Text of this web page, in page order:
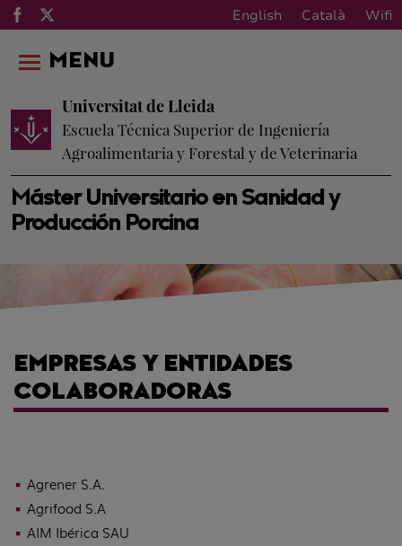
English Català Wifi
Máster Universitario en Sanidad y
Producción Porcina
Universitat de Lleida
Escuela Técnica Superior de Ingeniería
Agroalimentaria y Forestal y de Veterinaria
MENU
EMPRESAS Y ENTIDADES
COLABORADORAS
Agrener S.A.
Agrifood S.A
AIM Ibérica SAU